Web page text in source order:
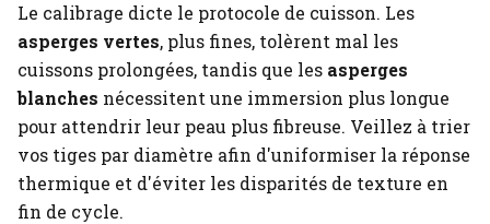
Le calibrage dicte le protocole de cuisson. Les
asperges vertes, plus fines, tolèrent mal les
cuissons prolongées, tandis que les asperges
blanches nécessitent une immersion plus longue
pour attendrir leur peau plus fibreuse. Veillez à trier
vos tiges par diamètre afin d'uniformiser la réponse
thermique et d'éviter les disparités de texture en
fin de cycle.